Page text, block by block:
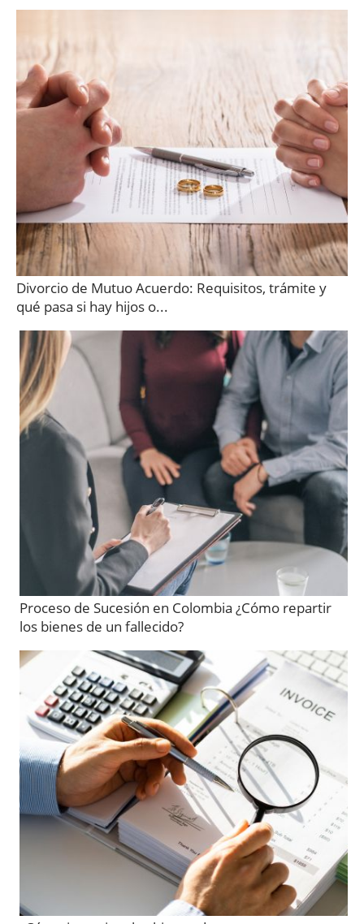
Divorcio de Mutuo Acuerdo: Requisitos, trámite y
qué pasa si hay hijos o...
Proceso de Sucesión en Colombia ¿Cómo repartir
los bienes de un fallecido?